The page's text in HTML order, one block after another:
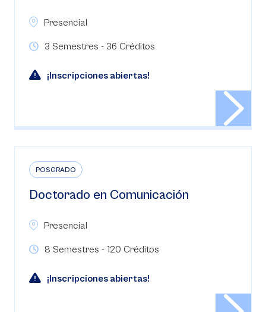
Presencial
3 Semestres - 36 Créditos
¡Inscripciones abiertas!
POSGRADO
Doctorado en Comunicación
Presencial
8 Semestres - 120 Créditos
¡Inscripciones abiertas!